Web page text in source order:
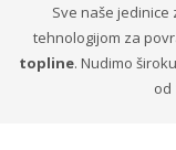
Sve naše
tehnologijom za
topline. Nudimo
od